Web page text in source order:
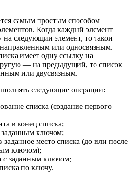
самым простым способом
Когда каждый элемент
на следующий элемент, то такой
или односвязным.
имеет одну ссылку на
— на предыдущий, то список
или двусвязным.
следующие операции:
списка (создание первого
в конец списка;
заданным ключом;
заданное место списка (до или после
ключом);
с заданным ключом;
по ключу.